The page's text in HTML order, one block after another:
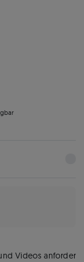
Videos anfordern